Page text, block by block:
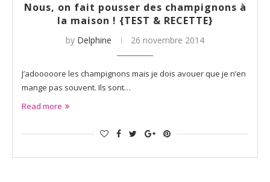
Nous, on fait pousser des champignons à
la maison ! {TEST & RECETTE}
by Delphine 26 novembre 2014
J’adooooore les champignons mais je dois avouer que je n’en
mange pas souvent. Ils sont…
Read more